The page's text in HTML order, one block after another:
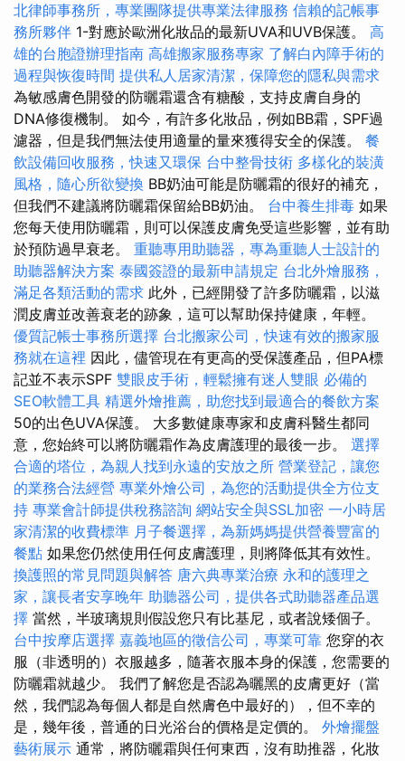
北律師事務所，專業團隊提供專業法律服務 信賴的記帳事
務所夥伴 1-對應於歐洲化妝品的最新UVA和UVB保護。 高
雄的台胞證辦理指南 高雄搬家服務專家 了解白內障手術的
過程與恢復時間 提供私人居家清潔，保障您的隱私與需求
為敏感膚色開發的防曬霜還含有糖酸，支持皮膚自身的
DNA修復機制。 如今，有許多化妝品，例如BB霜，SPF過
濾器，但是我們無法使用適量的量來獲得安全的保護。 餐
飲設備回收服務，快速又環保 台中整骨技術 多樣化的裝潢
風格，隨心所欲變換 BB奶油可能是防曬霜的很好的補充，
但我們不建議將防曬霜保留給BB奶油。 台中養生排毒 如果
您每天使用防曬霜，則可以保護皮膚免受這些影響，並有助
於預防過早衰老。 重聽專用助聽器，專為重聽人士設計的
助聽器解決方案 泰國簽證的最新申請規定 台北外燴服務，
滿足各類活動的需求 此外，已經開發了許多防曬霜，以滋
潤皮膚並改善衰老的跡象，這可以幫助保持健康，年輕。
優質記帳士事務所選擇 台北搬家公司，快速有效的搬家服
務就在這裡 因此，儘管現在有更高的受保護產品，但PA標
記並不表示SPF 雙眼皮手術，輕鬆擁有迷人雙眼 必備的
SEO軟體工具 精選外燴推薦，助您找到最適合的餐飲方案
50的出色UVA保護。 大多數健康專家和皮膚科醫生都同
意，您始終可以將防曬霜作為皮膚護理的最後一步。 選擇
合適的塔位，為親人找到永遠的安放之所 營業登記，讓您
的業務合法經營 專業外燴公司，為您的活動提供全方位支
持 專業會計師提供稅務諮詢 網站安全與SSL加密 一小時居
家清潔的收費標準 月子餐選擇，為新媽媽提供營養豐富的
餐點 如果您仍然使用任何皮膚護理，則將降低其有效性。
換護照的常見問題與解答 唐六典專業治療 永和的護理之
家，讓長者安享晚年 助聽器公司，提供各式助聽器產品選
擇 當然，半玻璃規則假設您只有比基尼，或者說矮個子。
台中按摩店選擇 嘉義地區的徵信公司，專業可靠 您穿的衣
服（非透明的）衣服越多，隨著衣服本身的保護，您需要的
防曬霜就越少。 我們了解您是否認為曬黑的皮膚更好（當
然，我們認為每個人都是自然膚色中最好的），但不幸的
是，幾年後，普通的日光浴台的價格是定價的。 外燴擺盤
藝術展示 通常，將防曬霜與任何東西，沒有助推器，化妝